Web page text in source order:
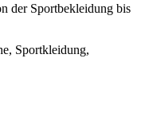
der Sportbekleidung bis
Sportkleidung,